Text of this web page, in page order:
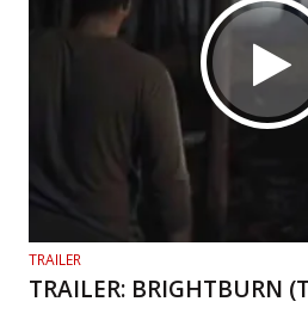
TRAILER
TRAILER: BRIGHTBURN